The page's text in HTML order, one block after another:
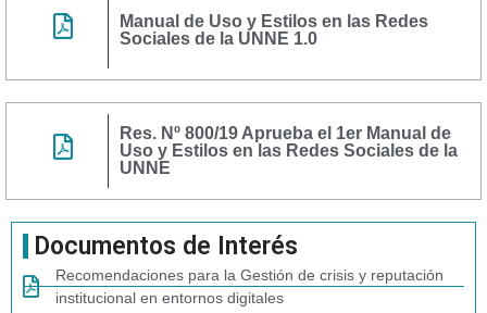
Manual de Uso y Estilos en las Redes
Sociales de la UNNE 1.0
Res. Nº 800/19 Aprueba el 1er Manual de
Uso y Estilos en las Redes Sociales de la
UNNE
Documentos de Interés
Recomendaciones para la Gestión de crisis y reputación
institucional en entornos digitales